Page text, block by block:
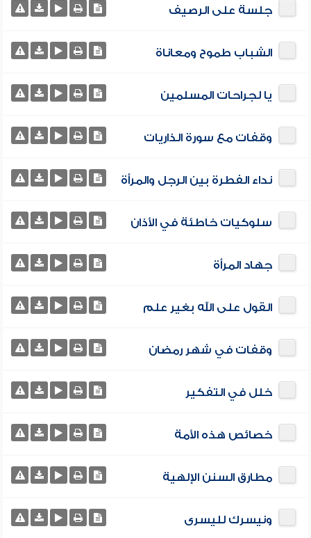
جلسة على الرصيف
الشباب طموح ومعاناة
يا لجراحات المسلمين
وقفات مع سورة الذاريات
نداء الفطرة بين الرجل والمرأة
سلوكيات خاطئة في الأذان
جهاد المرأة
القول على الله بغير علم
وقفات في شهر رمضان
خلل في التفكير
خصائص هذه الأمة
مطارق السنن الإلهية
ونيسرك لليسرى